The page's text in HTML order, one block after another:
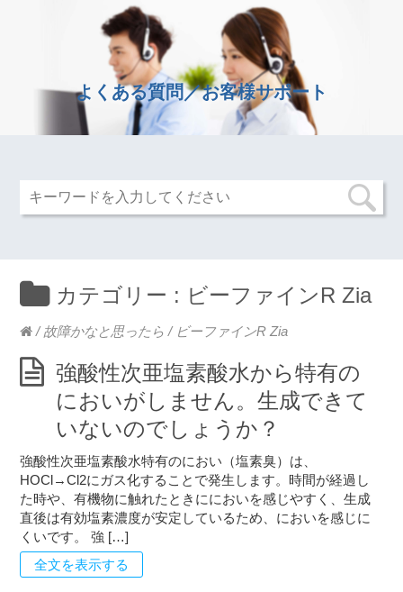
よくある質問／お客様サポート
カテゴリー : ビーファインR Zia
/ 故障かなと思ったら / ビーファインR Zia
強酸性次亜塩素酸水から特有の
においがしません。生成できて
いないのでしょうか？
強酸性次亜塩素酸水特有のにおい（塩素臭）は、
HOCl→Cl2にガス化することで発生します。時間が経過し
た時や、有機物に触れたときににおいを感じやすく、生成
直後は有効塩素濃度が安定しているため、においを感じに
くいです。 強 […]
全文を表示する